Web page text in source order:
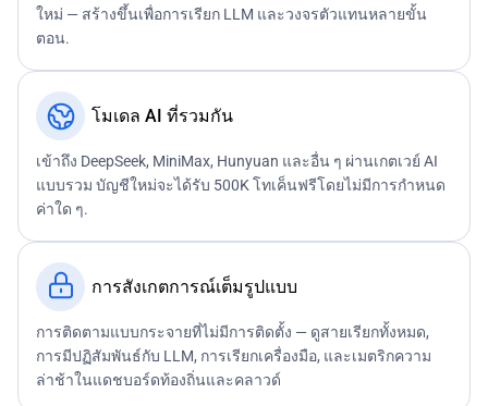
ใหม่ — สร้างขึ้นเพื่อการเรียก LLM และวงจรตัวแทนหลายขั้น
ตอน.
โมเดล AI ที่รวมกัน
เข้าถึง DeepSeek, MiniMax, Hunyuan และอื่น ๆ ผ่านเกตเวย์ AI
แบบรวม บัญชีใหม่จะได้รับ 500K โทเค็นฟรีโดยไม่มีการกำหนด
ค่าใด ๆ.
การสังเกตการณ์เต็มรูปแบบ
การติดตามแบบกระจายที่ไม่มีการติดตั้ง — ดูสายเรียกทั้งหมด,
การมีปฏิสัมพันธ์กับ LLM, การเรียกเครื่องมือ, และเมตริกความ
ล่าช้าในแดชบอร์ดท้องถิ่นและคลาวด์